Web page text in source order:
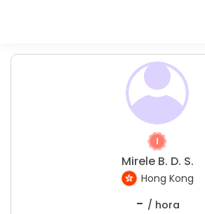
Mirele B. D. S.
Hong Kong
- / hora